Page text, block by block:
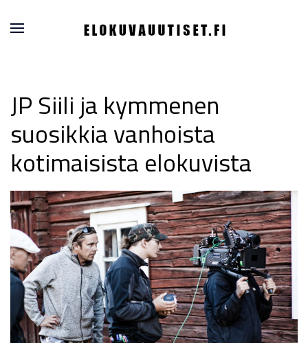
JP Siili ja kymmenen
suosikkia vanhoista
kotimaisista elokuvista